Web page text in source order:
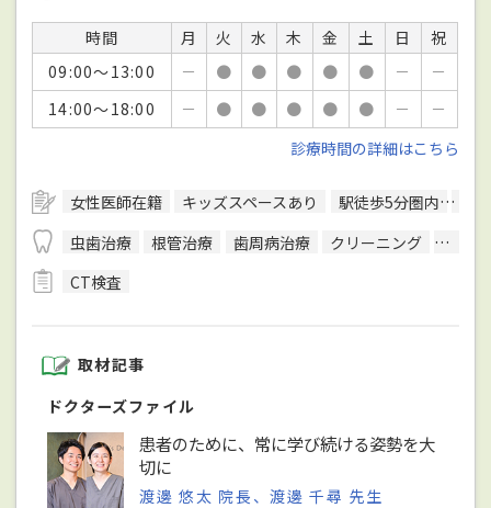
時間 月 火 水 木 金 土 日
祝
09:00～13:00
－ ● ● ● ● ● －
－
14:00～18:00
－ ● ● ● ● ● －
－
診療時間の詳細はこちら
女性医師在籍 キッズスペースあり 駅徒歩5分圏内
虫歯治療
根管治療 歯周病治療 クリーニング
イン
CT検査
取材記事
ドクターズファイル
患者のために、常に学び続ける姿勢を大
切に
渡邊 悠太 院長、渡邊 千尋 先生